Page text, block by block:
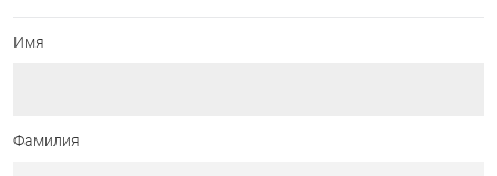
Имя
Фамилия